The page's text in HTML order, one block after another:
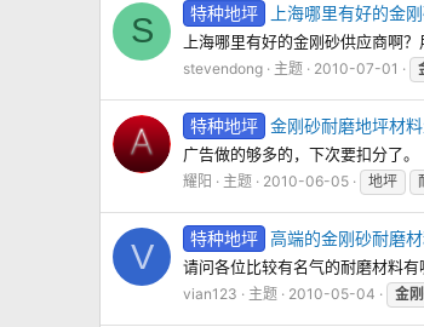
S 特种地坪 上海哪里有好的金
上海哪里有好的金刚砂供应商啊？
stevendong 主题 2010-07-01
特种地坪 金刚砂耐磨地坪材
广告做的够多的，下次要扣分了。
耀阳 主题 2010-06-05 地坪
V 特种地坪 高端的金刚砂耐磨
请问各位比较有名气的耐磨材料
vian123 主题 2010-05-04 金